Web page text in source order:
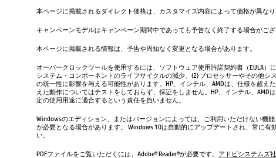
本ページに掲載されるダイレクト価格は、カスタマイズ内容によって価格が異な
キャンペーンモデルはキャンペーン期間中であっても予告なく終了する場合がござ
本ページに掲載される情報は、予告や周知なく変更となる場合があります。
オーバークロックツールを使用するには、ソフトウェア使用許諾契約書（EULA
システム・コンポーネントのライフサイクルの減少、(2) プロセッサーやその他
の統一性に影響を与える可能性があります。HP、インテル、AMDは、仕様を超
えた動作についてはテストをしておらず、保証をしません。HP、インテル、
定の使用用途に適合するという責任を負いません。
Windowsのエディション、またはバージョンによっては、ご利用いただけない機
が必要となる場合があります。 Windows 10は自動的にアップデートされ、常に
い。
PDFファイルをご覧いただくには、Adobe® Reader®が必要です。 アドビシステムズ